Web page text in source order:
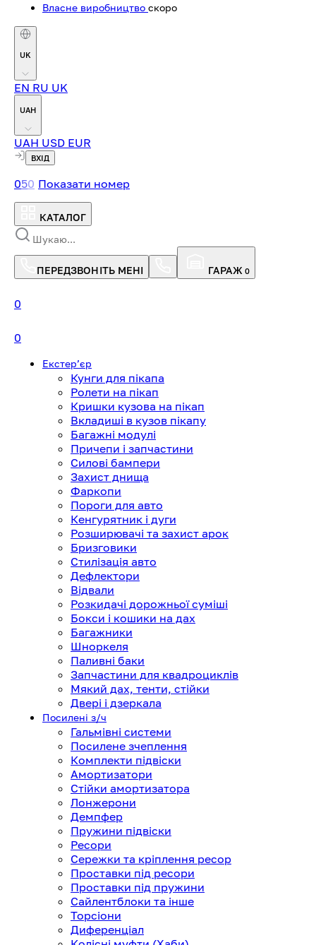
Власне виробництво скоро
UK
EN RU UK
UAH
UAH USD EUR
ВХІД
050 Показати номер
КАТАЛОГ
ПЕРЕДЗВОНІТЬ МЕНІ ГАРАЖ 0
0
0
Екстерʼєр
Кунги для пікапа
Ролети на пікап
Кришки кузова на пікап
Вкладиші в кузов пікапу
Багажні модулі
Причепи і запчастини
Силові бампери
Захист днища
Фаркопи
Пороги для авто
Кенгурятник і дуги
Розширювачі та захист арок
Бризговики
Стилізація авто
Дефлектори
Відвали
Розкидачі дорожньої суміші
Бокси і кошики на дах
Багажники
Шноркеля
Паливні баки
Запчастини для квадроциклів
Мякий дах, тенти, стійки
Двері і дзеркала
Посилені з/ч
Гальмівні системи
Посилене зчеплення
Комплекти підвіски
Амортизатори
Стійки амортизатора
Лонжерони
Демпфер
Пружини підвіски
Ресори
Сережки та кріплення ресор
Проставки під ресори
Проставки під пружини
Сайлентблоки та інше
Торсіони
Диференціал